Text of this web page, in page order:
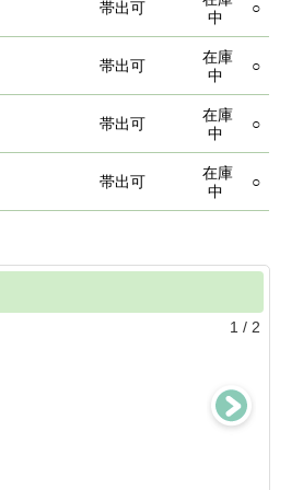
帯出可
中
○
帯出可
在庫
中
○
帯出可
在庫
中
○
帯出可
在庫
中
○
1 / 2